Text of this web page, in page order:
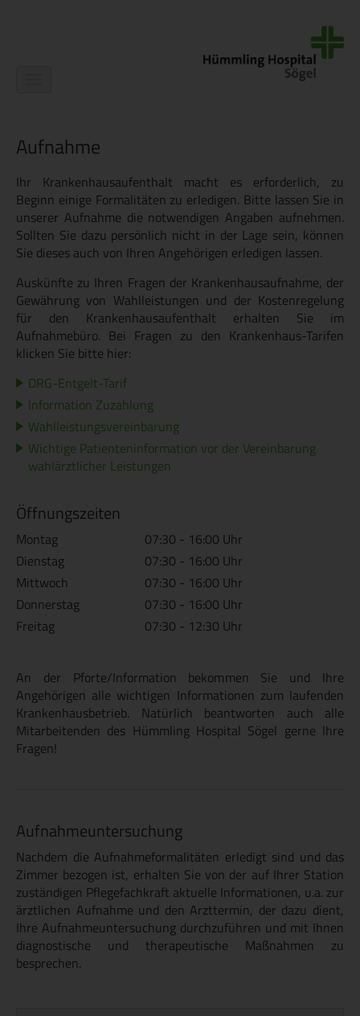
Aufnahme
Ihr Krankenhausaufenthalt macht es erforderlich, zu
Beginn einige Formalitäten zu erledigen. Bitte lassen Sie in
unserer Aufnahme die notwendigen Angaben aufnehmen.
Sollten Sie dazu persönlich nicht in der Lage sein, können
Sie dieses auch von Ihren Angehörigen erledigen lassen.
Auskünfte zu Ihren Fragen der Krankenhausaufnahme, der
Gewährung von Wahlleistungen und der Kostenregelung
für den Krankenhausaufenthalt erhalten Sie im
Aufnahmebüro. Bei Fragen zu den Krankenhaus-Tarifen
klicken Sie bitte hier:
DRG-Entgelt-Tarif
Information Zuzahlung
Wahlleistungsvereinbarung
Wichtige Patienteninformation vor der Vereinbarung
wahlärztlicher Leistungen
Öffnungszeiten
Montag
07:30 - 16:00 Uhr
Dienstag
07:30 - 16:00 Uhr
Mittwoch
07:30 - 16:00 Uhr
Donnerstag
07:30 - 16:00 Uhr
Freitag
07:30 - 12:30 Uhr
An der Pforte/Information bekommen Sie und Ihre
Angehörigen alle wichtigen Informationen zum laufenden
Krankenhausbetrieb. Natürlich beantworten auch alle
Mitarbeitenden des Hümmling Hospital Sögel gerne Ihre
Fragen!
Aufnahmeuntersuchung
Nachdem die Aufnahmeformalitäten erledigt sind und das
Zimmer bezogen ist, erhalten Sie von der auf Ihrer Station
zuständigen Pflegefachkraft aktuelle Informationen, u.a. zur
ärztlichen Aufnahme und den Arzttermin, der dazu dient,
Ihre Aufnahmeuntersuchung durchzuführen und mit Ihnen
diagnostische und therapeutische Maßnahmen zu
besprechen.